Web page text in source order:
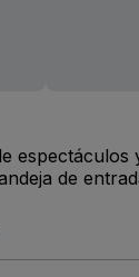
espectáculos
de